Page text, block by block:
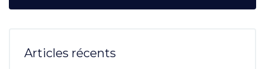
Articles récents